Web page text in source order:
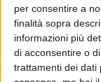
per consentire a
finalità sopra
informazioni più
di acconsentire o
trattamenti dei dati
contratti sotto
crollato gli
hanno fatto